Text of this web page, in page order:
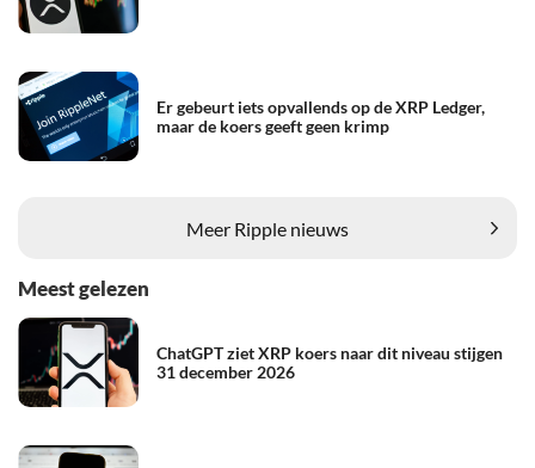
Er gebeurt iets opvallends op de XRP Ledger,
maar de koers geeft geen krimp
Meer Ripple nieuws
Meest gelezen
ChatGPT ziet XRP koers naar dit niveau stijgen
31 december 2026